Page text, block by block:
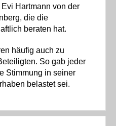
Evi Hartmann von der
die die
beraten hat.
häufig auch zu
So gab jeder
Stimmung in seiner
belastet sei.